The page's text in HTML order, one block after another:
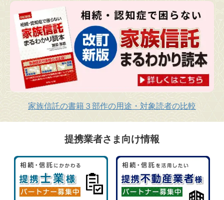
家族信託の書籍３部作の用途・対象読者の比較
提携業者さま向け情報